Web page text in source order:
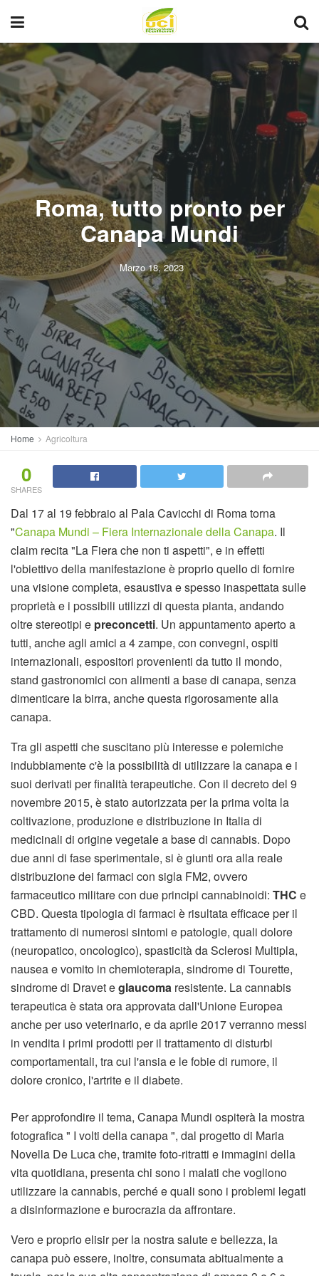
Roma, tutto pronto per
Canapa Mundi
Marzo 18, 2023
Home Agricoltura
0
SHARES
Dal 17 al 19 febbraio al Pala Cavicchi di Roma torna
"Canapa Mundi – Fiera Internazionale della Canapa. Il
claim recita "La Fiera che non ti aspetti", e in effetti
l'obiettivo della manifestazione è proprio quello di fornire
una visione completa, esaustiva e spesso inaspettata sulle
proprietà e i possibili utilizzi di questa pianta, andando
oltre stereotipi e preconcetti. Un appuntamento aperto a
tutti, anche agli amici a 4 zampe, con convegni, ospiti
internazionali, espositori provenienti da tutto il mondo,
stand gastronomici con alimenti a base di canapa, senza
dimenticare la birra, anche questa rigorosamente alla
canapa.
Tra gli aspetti che suscitano più interesse e polemiche
indubbiamente c'è la possibilità di utilizzare la canapa e i
suoi derivati per finalità terapeutiche. Con il decreto del 9
novembre 2015, è stato autorizzata per la prima volta la
coltivazione, produzione e distribuzione in Italia di
medicinali di origine vegetale a base di cannabis. Dopo
due anni di fase sperimentale, si è giunti ora alla reale
distribuzione dei farmaci con sigla FM2, ovvero
farmaceutico militare con due principi cannabinoidi: THC e
CBD. Questa tipologia di farmaci è risultata efficace per il
trattamento di numerosi sintomi e patologie, quali dolore
(neuropatico, oncologico), spasticità da Sclerosi Multipla,
nausea e vomito in chemioterapia, sindrome di Tourette,
sindrome di Dravet eglaucoma resistente. La cannabis
terapeutica è stata ora approvata dall'Unione Europea
anche per uso veterinario, e da aprile 2017 verranno messi
in vendita i primi prodotti per il trattamento di disturbi
comportamentali, tra cui l'ansia e le fobie di rumore, il
dolore cronico, l'artrite e il diabete.
Per approfondire il tema, Canapa Mundi ospiterà la mostra
fotografica " I volti della canapa ", dal progetto di Maria
Novella De Luca che, tramite foto-ritratti e immagini della
vita quotidiana, presenta chi sono i malati che vogliono
utilizzare la cannabis, perché e quali sono i problemi legati
a disinformazione e burocrazia da affrontare.
Vero e proprio elisir per la nostra salute e bellezza, la
canapa può essere, inoltre, consumata abitualmente a